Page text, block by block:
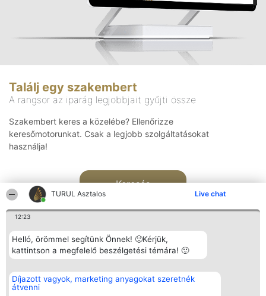
TURUL Asztalos Live chat
12:23
Helló, örömmel segítünk Önnek! 🙂Kérjük,
kattintson a megfelelő beszélgetési témára! 🙂
Díjazott vagyok, marketing anyagokat szeretnék
átvenni
Találj egy szakembert
A rangsor az iparág legjobbjait gyűjti össze
Szakembert keres a közelébe? Ellenőrizze
keresőmotorunkat. Csak a legjobb szolgáltatásokat
használja!
Keresés
Rangsorszervező
SC Beautiful Company S.R.L.
Bulevardul Aleea Timișul De
Népszavazás
Nyertesek
Elérhetőség
Elérhetőség